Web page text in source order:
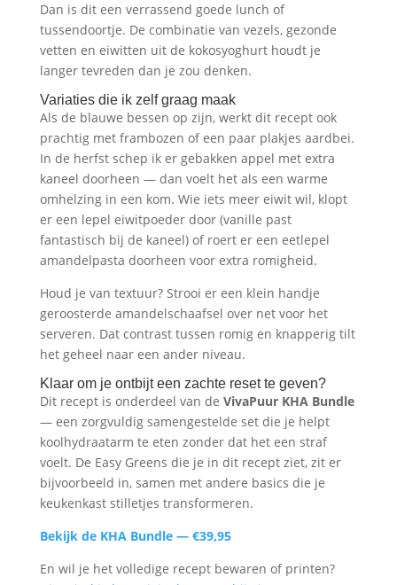
Dan is dit een verrassend goede lunch of
tussendoortje. De combinatie van vezels, gezonde
vetten en eiwitten uit de kokosyoghurt houdt je
langer tevreden dan je zou denken.
Variaties die ik zelf graag maak
Als de blauwe bessen op zijn, werkt dit recept ook
prachtig met frambozen of een paar plakjes aardbei.
In de herfst schep ik er gebakken appel met extra
kaneel doorheen — dan voelt het als een warme
omhelzing in een kom. Wie iets meer eiwit wil, klopt
er een lepel eiwitpoeder door (vanille past
fantastisch bij de kaneel) of roert er een eetlepel
amandelpasta doorheen voor extra romigheid.
Houd je van textuur? Strooi er een klein handje
geroosterde amandelschaafsel over net voor het
serveren. Dat contrast tussen romig en knapperig tilt
het geheel naar een ander niveau.
Klaar om je ontbijt een zachte reset te geven?
Dit recept is onderdeel van de VivaPuur KHA Bundle
— een zorgvuldig samengestelde set die je helpt
koolhydraatarm te eten zonder dat het een straf
voelt. De Easy Greens die je in dit recept ziet, zit er
bijvoorbeeld in, samen met andere basics die je
keukenkast stilletjes transformeren.
Bekijk de KHA Bundle — €39,95
En wil je het volledige recept bewaren of printen?